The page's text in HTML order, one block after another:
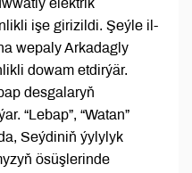
elektrik
işe girizildi. Şeýle il-
wepaly Arkadagly
dowam etdirýär.
desgalaryň
“Lebap”, “Watan”
Seýdiniň ýylylyk
ösüşlerinde